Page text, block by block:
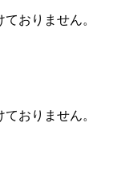
おりません。
おりません。